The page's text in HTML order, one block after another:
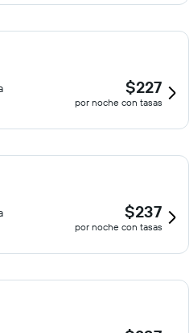
$227
por noche con tasas
$237
por noche con tasas